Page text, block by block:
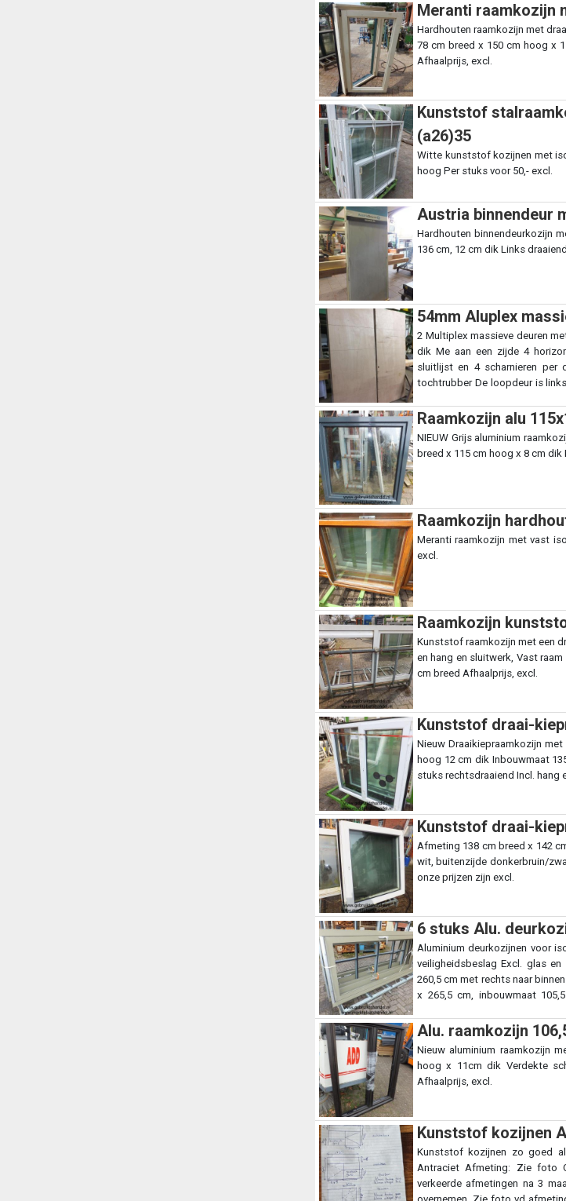
Meranti raamkozijn
Hardhouten raamkozijn met
78 cm breed x 150 cm hoog x
Afhaalprijs, excl.
Kunststof
(a26)35
Witte kunststof kozijnen met
hoog Per stuks voor 50,- excl.
Austria binnendeur
Hardhouten binnendeurkozijn
136 cm, 12 cm dik Links
54mm Aluplex
2 Multiplex massieve deuren
dik Me aan een zijde 4
sluitlijst en 4 scharnieren per
tochtrubber De loopdeur is
Raamkozijn alu
NIEUW Grijs aluminium
breed x 115 cm hoog x 8 cm
Raamkozijn
Meranti raamkozijn met vast
excl.
Raamkozijn
Kunststof raamkozijn met een
en hang en sluitwerk, Vast
cm breed Afhaalprijs, excl.
Kunststof draai-
Nieuw Draaikiepraamkozijn
hoog 12 cm dik Inbouwmaat
stuks rechtsdraaiend Incl. hang
Kunststof draai-
Afmeting 138 cm breed x 142
wit, buitenzijde donkerbruin/
onze prijzen zijn excl.
6 stuks Alu.
Aluminium deurkozijnen voor
veiligheidsbeslag Excl. glas
260,5 cm met rechts naar
x 265,5 cm, inbouwmaat
Alu. raamkozijn
Nieuw aluminium raamkozijn
hoog x 11cm dik Verdekte
Afhaalprijs, excl.
Kunststof kozijnen
Kunststof kozijnen zo goed
Antraciet Afmeting: Zie foto
verkeerde afmetingen na 3